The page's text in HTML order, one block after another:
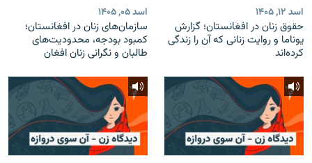
اسد ۱۲, ۱۴۰۵
حقوق زنان در افغانستان؛ گزارش
یوناما و روایت زنانی که آن را زندگی
کرده‌اند
اسد ۰۵, ۱۴۰۵
سازمان‌های زنان در افغانستان؛
کمبود بودجه، محدودیت‌های
طالبان و نگرانی زنان افغان